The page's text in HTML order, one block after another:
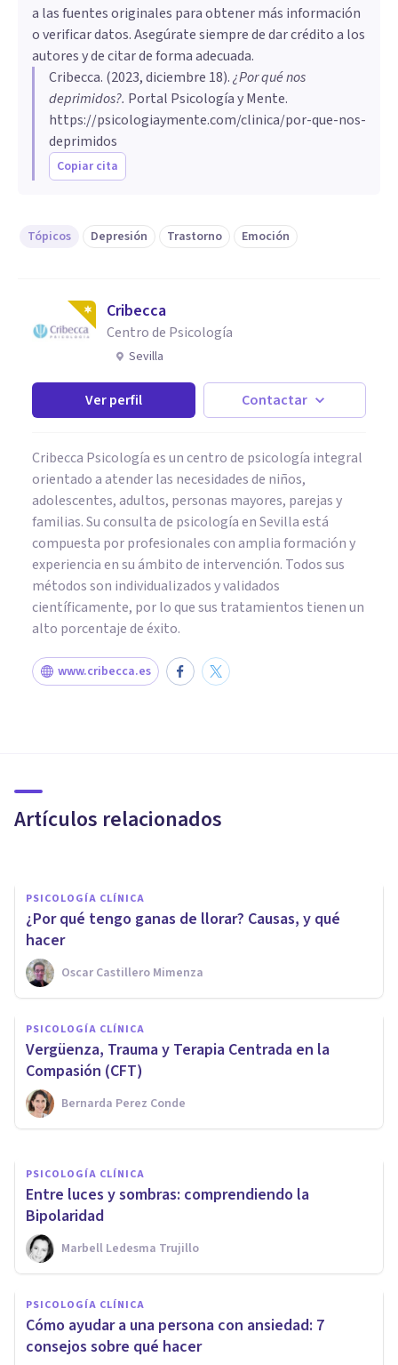
a las fuentes originales para obtener más información
o verificar datos. Asegúrate siempre de dar crédito a los
autores y de citar de forma adecuada.
Cribecca. (2023, diciembre 18).¿Por qué nos
deprimidos?. Portal Psicología y Mente.
https://psicologiaymente.com/clinica/por-que-nos-
deprimidos
Copiar cita
Tópicos Depresión Trastorno Emoción
Cribecca
Centro de Psicología
Sevilla
Ver perfil Contactar
Cribecca Psicología es un centro de psicología integral
orientado a atender las necesidades de niños,
adolescentes, adultos, personas mayores, parejas y
familias. Su consulta de psicología en Sevilla está
compuesta por profesionales con amplia formación y
experiencia en su ámbito de intervención. Todos sus
métodos son individualizados y validados
científicamente, por lo que sus tratamientos tienen un
alto porcentaje de éxito.
www.cribecca.es
Artículos relacionados
depresión
PSICOLOGÍA CLÍNICA
¿Por qué tengo ganas de llorar? Causas, y qué
hacer
Oscar Castillero Mimenza
PSICOLOGÍA CLÍNICA
Vergüenza, Trauma y Terapia Centrada en la
Compasión (CFT)
Bernarda Perez Conde
Comprendiendo cómo se
siente la depresión
Arileydi Pérez
PSICOLOGÍA CLÍNICA
Entre luces y sombras: comprendiendo la
Bipolaridad
Marbell Ledesma Trujillo
PSICOLOGÍA CLÍNICA
Cómo ayudar a una persona con ansiedad: 7
consejos sobre qué hacer